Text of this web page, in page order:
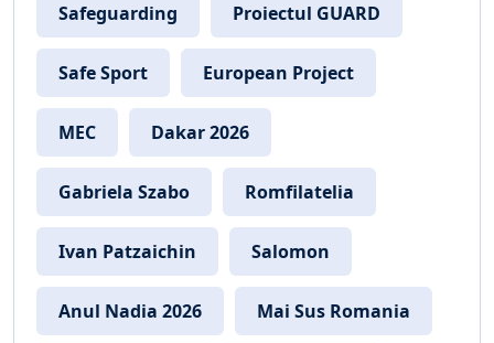
Safeguarding Proiectul GUARD
Safe Sport European Project
MEC Dakar 2026
Gabriela Szabo Romfilatelia
Ivan Patzaichin Salomon
Anul Nadia 2026 Mai Sus Romania